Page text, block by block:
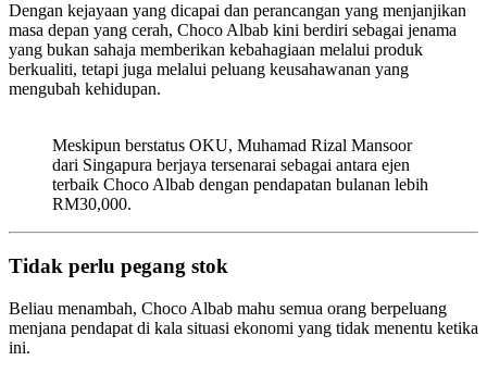
Dengan kejayaan yang dicapai dan perancangan yang menjanjikan
masa depan yang cerah, Choco Albab kini berdiri sebagai jenama
yang bukan sahaja memberikan kebahagiaan melalui produk
berkualiti, tetapi juga melalui peluang keusahawanan yang
mengubah kehidupan.
Meskipun berstatus OKU, Muhamad Rizal Mansoor
dari Singapura berjaya tersenarai sebagai antara ejen
terbaik Choco Albab dengan pendapatan bulanan lebih
RM30,000.
Tidak perlu pegang stok
Beliau menambah, Choco Albab mahu semua orang berpeluang
menjana pendapat di kala situasi ekonomi yang tidak menentu ketika
ini.